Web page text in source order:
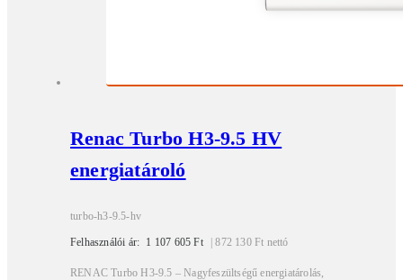
Renac Turbo H3-9.5 HV
energiatároló
turbo-h3-9.5-hv
Felhasználói ár: 1 107 605Ft |872 130Ft nettó
RENAC Turbo H3-9.5 – Nagyfeszültségű energiatárolás,